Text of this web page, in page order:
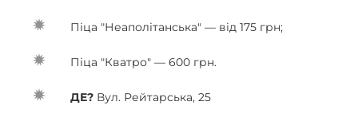
Піца "Неаполітанська" — від 175 грн;
Піца "Кватро" — 600 грн.
ДЕ? Вул. Рейтарська, 25